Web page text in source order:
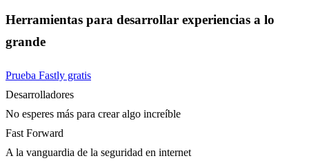
Herramientas para desarrollar experiencias a lo
grande
Prueba Fastly gratis
Desarrolladores
No esperes más para crear algo increíble
Fast Forward
A la vanguardia de la seguridad en internet